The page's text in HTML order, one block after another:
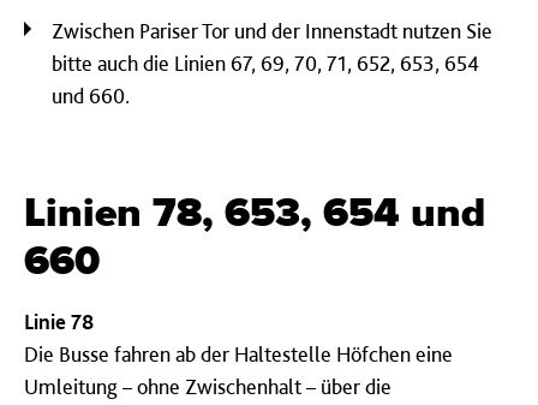
Zwischen Pariser Tor und der Innenstadt nutzen Sie
bitte auch die Linien 67, 69, 70, 71, 652, 653, 654
und 660.
Linien 78, 653, 654 und
660
Linie 78
Die Busse fahren ab der Haltestelle Höfchen eine
Umleitung – ohne Zwischenhalt – über die